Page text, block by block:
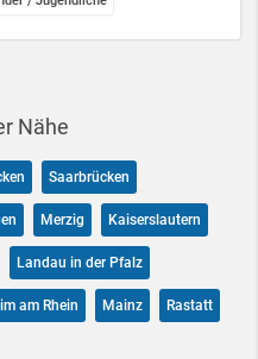
Nähe
Saarbrücken
Merzig Kaiserslautern
Landau in der Pfalz
am Rhein Mainz Rastatt